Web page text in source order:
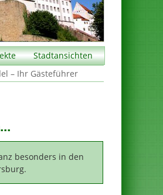
Stadtansichten
– Ihr Gästeführer
besonders in den